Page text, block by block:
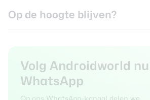
Op de hoogte blijven?
Volg Androidworld
WhatsApp
Op ons WhatsApp-kanaal delen we